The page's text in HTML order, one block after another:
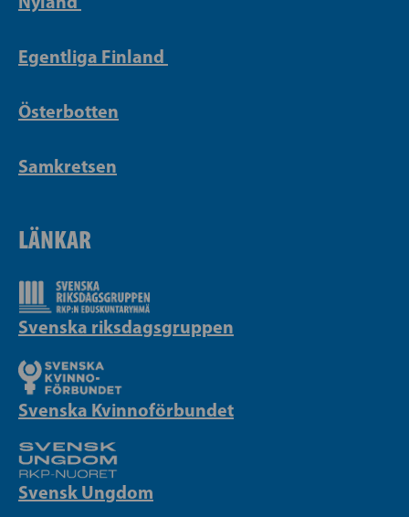
Egentliga Finland
Österbotten
Samkretsen
LÄNKAR
Svenska riksdagsgruppen
Svenska Kvinnoförbundet
Svensk Ungdom